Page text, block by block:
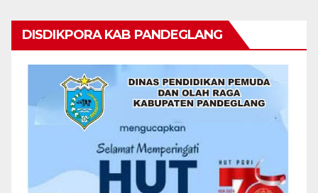
DISDIKPORA KAB PANDEGLANG